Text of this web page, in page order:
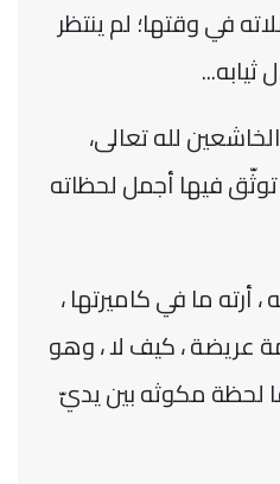
في وقتها؛ لم ينتظر
لله تعالى،
فيها أجمل لحظاته
أرته ما في كاميرتها ،
عريضة ، كيف لا ، وهو
مكوثه بين يديّ